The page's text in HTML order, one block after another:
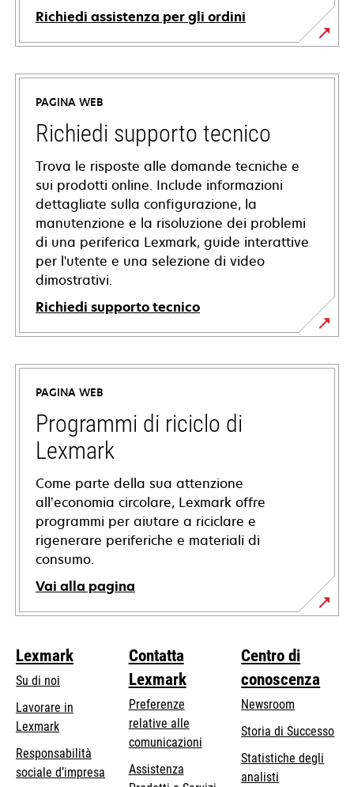
Richiedi assistenza per gli ordini
PAGINA WEB
Richiedi supporto tecnico
Trova le risposte alle domande tecniche e
sui prodotti online. Include informazioni
dettagliate sulla configurazione, la
manutenzione e la risoluzione dei problemi
di una periferica Lexmark, guide interattive
per l'utente e una selezione di video
dimostrativi.
Richiedi supporto tecnico
si
apre
una
nuova
scheda
PAGINA WEB
Programmi di riciclo di
Lexmark
Come parte della sua attenzione
all’economia circolare, Lexmark offre
programmi per aiutare a riciclare e
rigenerare periferiche e materiali di
consumo.
Vai alla pagina
Lexmark
Su di noi
Lavorare in
Lexmark
Responsabilità
sociale d’impresa
Contatta
Lexmark
Preferenze
relative alle
comunicazioni
Assistenza
Centro di
conoscenza
Newsroom
Storia di Successo
Statistiche degli
analisti